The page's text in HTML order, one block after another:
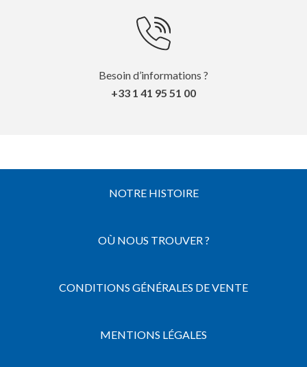
Besoin d’informations ?
+33 1 41 95 51 00
NOTRE HISTOIRE
OÙ NOUS TROUVER ?
CONDITIONS GÉNÉRALES DE VENTE
MENTIONS LÉGALES